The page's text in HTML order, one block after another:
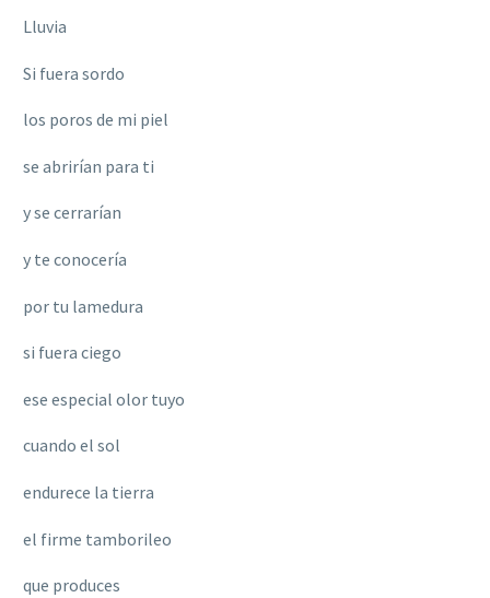
Lluvia
Si fuera sordo
los poros de mi piel
se abrirían para ti
y se cerrarían
y te conocería
por tu lamedura
si fuera ciego
ese especial olor tuyo
cuando el sol
endurece la tierra
el firme tamborileo
que produces